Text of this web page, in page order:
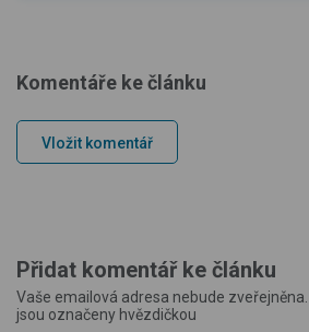
Komentáře ke článku
Vložit komentář
Přidat komentář ke článku
Vaše emailová adresa nebude
jsou označeny hvězdičkou